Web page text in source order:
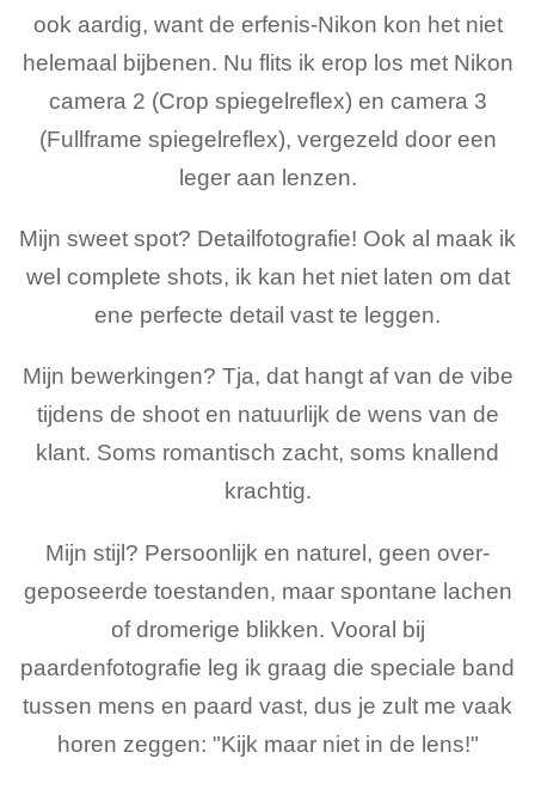
ook aardig, want de erfenis-Nikon kon het niet
helemaal bijbenen. Nu flits ik erop los met Nikon
camera 2 (Crop spiegelreflex) en camera 3
(Fullframe spiegelreflex), vergezeld door een
leger aan lenzen.
Mijn sweet spot? Detailfotografie! Ook al maak ik
wel complete shots, ik kan het niet laten om dat
ene perfecte detail vast te leggen.
Mijn bewerkingen? Tja, dat hangt af van de vibe
tijdens de shoot en natuurlijk de wens van de
klant. Soms romantisch zacht, soms knallend
krachtig.
Mijn stijl? Persoonlijk en naturel, geen over-
geposeerde toestanden, maar spontane lachen
of dromerige blikken. Vooral bij
paardenfotografie leg ik graag die speciale band
tussen mens en paard vast, dus je zult me vaak
horen zeggen: "Kijk maar niet in de lens!"